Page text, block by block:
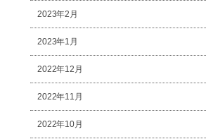
2023年2月
2023年1月
2022年12月
2022年11月
2022年10月